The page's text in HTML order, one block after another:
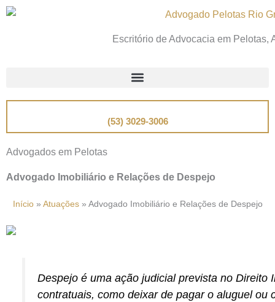
Escritório de Advocacia em Pelotas,
(53) 3029-3006
Advogados em Pelotas
Advogado Imobiliário e Relações de Despejo
Início» Atuações» Advogado Imobiliário e Relações de Despejo
Despejo é uma ação judicial prevista no
contratuais, como deixar de pagar o aluguel ou